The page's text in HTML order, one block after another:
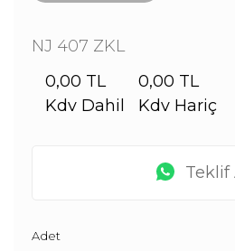
NJ 407 ZKL
0,00 TL
Kdv Dahil
0,00 TL
Kdv Hariç
Teklif
Adet